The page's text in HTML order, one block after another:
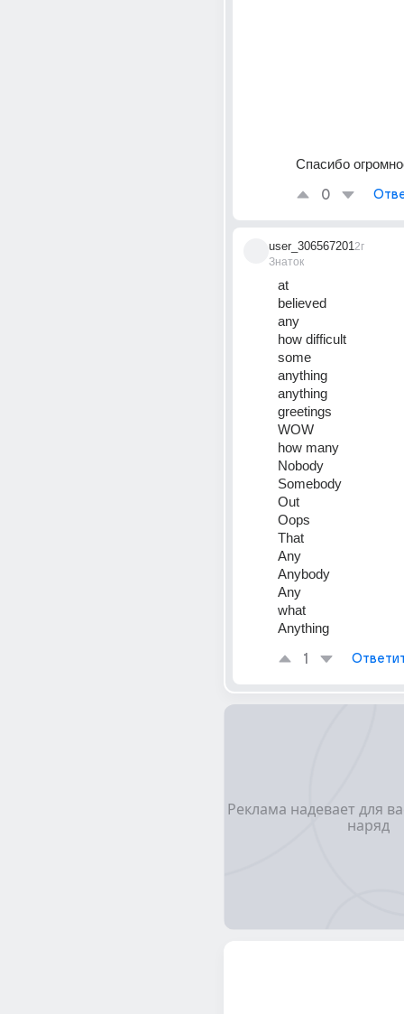
Спасибо
0
user_306567201
Знаток
2г
at
believed
any
how difficult
some
anything
anything
greetings
WOW
how many
Nobody
Somebody
Out
Oops
That
Any
Anybody
Any
what
Anything
1